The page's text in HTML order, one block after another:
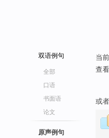
双语例句
全部
口语
书面语
论文
原声例句
当
查
或